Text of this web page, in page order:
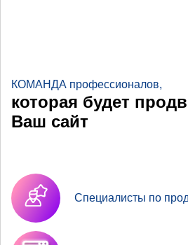
КОМАНДА профессионалов,
которая будет
Ваш сайт
Специалисты по